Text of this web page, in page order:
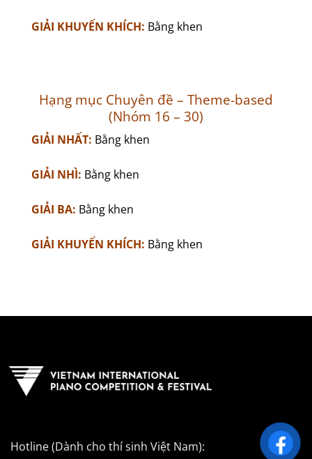
GIẢI KHUYẾN KHÍCH: Bằng khen
Hạng mục Chuyên đề – Theme-based
(Nhóm 16 – 30)
GIẢI NHẤT: Bằng khen
GIẢI NHÌ: Bằng khen
GIẢI BA: Bằng khen
GIẢI KHUYẾN KHÍCH: Bằng khen
Hotline (Dành cho thí sinh Việt Nam):